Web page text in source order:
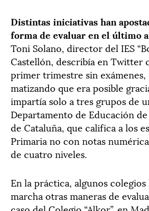
Distintas iniciativas han
forma de evaluar en el último
Toni Solano, director del IES
Castellón, describía en Twitter
primer trimestre sin exámenes,
matizando que era posible
impartía solo a tres grupos de
Departamento de Educación
de Cataluña, que califica a los
Primaria no con notas
de cuatro niveles.
En la práctica, algunos
marcha otras maneras de